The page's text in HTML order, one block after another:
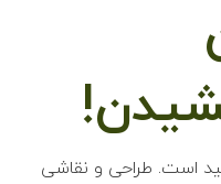
است. طراحی و نقاشی